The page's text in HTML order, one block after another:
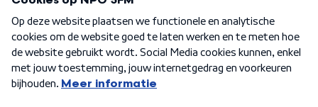
Algemene voorwaarden Privacybeleid